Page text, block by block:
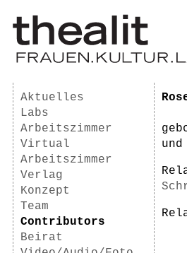
Aktuelles
Labs
Arbeitszimmer
Virtual
Arbeitszimmer
Verlag
Konzept
Team
Contributors
Beirat